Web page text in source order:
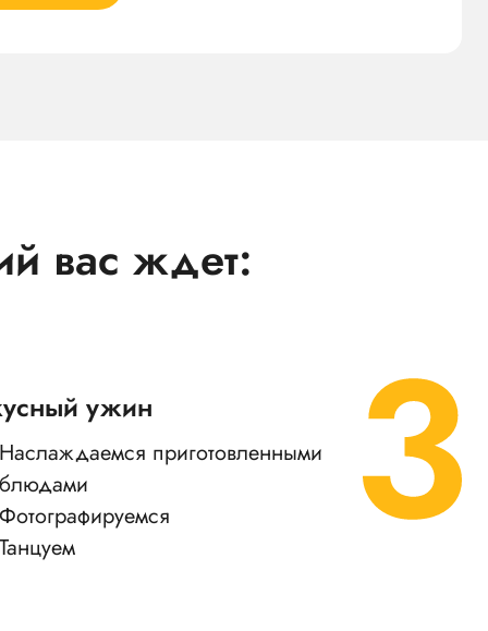
вас ждет:
ужин
Наслаждаемся приготовленными
блюдами
Фотографируемся
Танцуем